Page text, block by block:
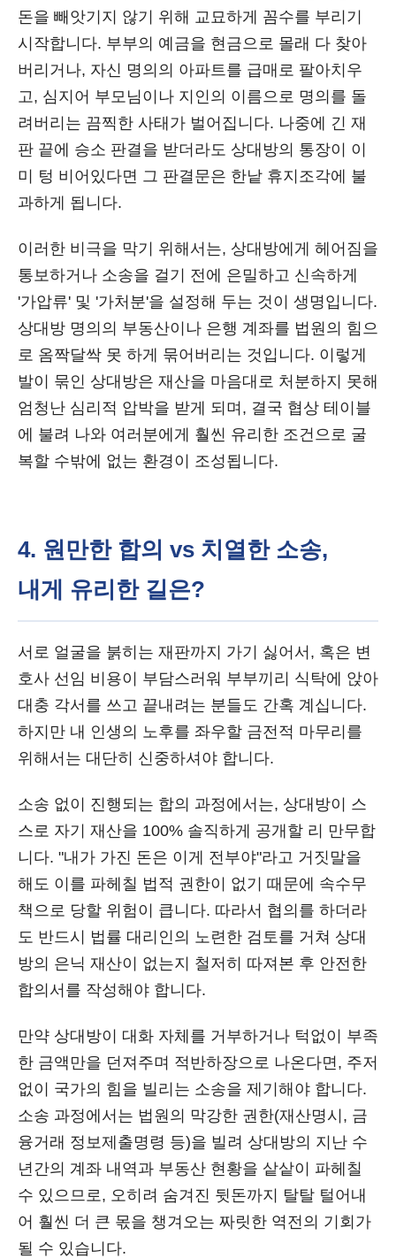
돈을 빼앗기지 않기 위해 교묘하게 꼼수를 부리기
시작합니다. 부부의 예금을 현금으로 몰래 다 찾아
버리거나, 자신 명의의 아파트를 급매로 팔아치우
고, 심지어 부모님이나 지인의 이름으로 명의를 돌
려버리는 끔찍한 사태가 벌어집니다. 나중에 긴 재
판 끝에 승소 판결을 받더라도 상대방의 통장이 이
미 텅 비어있다면 그 판결문은 한낱 휴지조각에 불
과하게 됩니다.
이러한 비극을 막기 위해서는, 상대방에게 헤어짐을
통보하거나 소송을 걸기 전에 은밀하고 신속하게
'가압류' 및 '가처분'을 설정해 두는 것이 생명입니다.
상대방 명의의 부동산이나 은행 계좌를 법원의 힘으
로 옴짝달싹 못 하게 묶어버리는 것입니다. 이렇게
발이 묶인 상대방은 재산을 마음대로 처분하지 못해
엄청난 심리적 압박을 받게 되며, 결국 협상 테이블
에 불려 나와 여러분에게 훨씬 유리한 조건으로 굴
복할 수밖에 없는 환경이 조성됩니다.
4. 원만한 합의 vs 치열한 소송,
내게 유리한 길은?
서로 얼굴을 붉히는 재판까지 가기 싫어서, 혹은 변
호사 선임 비용이 부담스러워 부부끼리 식탁에 앉아
대충 각서를 쓰고 끝내려는 분들도 간혹 계십니다.
하지만 내 인생의 노후를 좌우할 금전적 마무리를
위해서는 대단히 신중하셔야 합니다.
소송 없이 진행되는 합의 과정에서는, 상대방이 스
스로 자기 재산을 100% 솔직하게 공개할 리 만무합
니다. "내가 가진 돈은 이게 전부야"라고 거짓말을
해도 이를 파헤칠 법적 권한이 없기 때문에 속수무
책으로 당할 위험이 큽니다. 따라서 협의를 하더라
도 반드시 법률 대리인의 노련한 검토를 거쳐 상대
방의 은닉 재산이 없는지 철저히 따져본 후 안전한
합의서를 작성해야 합니다.
만약 상대방이 대화 자체를 거부하거나 턱없이 부족
한 금액만을 던져주며 적반하장으로 나온다면, 주저
없이 국가의 힘을 빌리는 소송을 제기해야 합니다.
소송 과정에서는 법원의 막강한 권한(재산명시, 금
융거래 정보제출명령 등)을 빌려 상대방의 지난 수
년간의 계좌 내역과 부동산 현황을 샅샅이 파헤칠
수 있으므로, 오히려 숨겨진 뒷돈까지 탈탈 털어내
어 훨씬 더 큰 몫을 챙겨오는 짜릿한 역전의 기회가
될 수 있습니다.